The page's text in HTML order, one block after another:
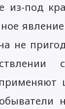
из-под
не